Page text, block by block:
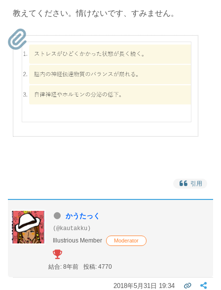
教えてください。情けないです、すみません。
引用
かうたっく
(@kautakku)
Illustrious Member
Moderator
結合: 8年前 投稿: 4770
2018年5月31日 19:34